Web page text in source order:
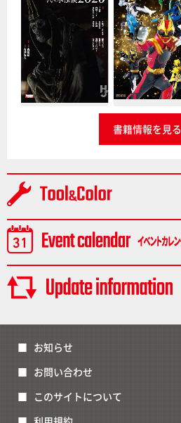
書籍情報を見る
お知らせ
お問い合わせ
このサイトについて